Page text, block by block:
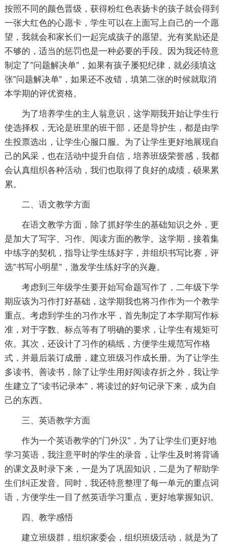
按照不同的颜色晋级，获得粉红色表扬卡的孩子就会得到
一张大红色的心愿卡，学生可以在上面写上自己的一个愿
望，我就会和家长们一起完成孩子的愿望。光有奖励还是
不够的，适当的惩罚也是一种必要的手段。因为我还特意
制定了”问题解决单”，如果有孩子屡犯纪律，就必须填这
张”问题解决单”，如果还不改错，填第二张的时候就取消
本学期的评优资格。
为了培养学生的主人翁意识，这学期我开始让学生行
使选择权，无论是班里的班干部，还是导护生，都是由学
生投票选出，让学生心服口服。为了让学生更好地展现自
己的风采，也在活动中提升自信，培养班级荣誉感，我都
会认真组织各种活动，我们也取得了良好的成绩，硕果累
累。
二、语文教学方面
在语文教学方面，除了抓好学生的基础知识之外，更
是加大了写字、习作、阅读方面的教学。这学期，接着集
中练字的契机，指导让学生练好字，并组织书写比赛，评
选”书写小明星”，激发学生练好字的兴趣。
考虑到三年级学生要开始写命题写作了，二年级下学
期应该为习作打好基础，这学期我也将习作作为一个教学
重点。考虑到学生的习作水平，首先制定了本学期写作标
准，对于字数、标点等有了明确的要求，让学生有规矩可
依。其次，还设计了习作的稿纸，方便学生规范写作格
式，并最后装订成册，建立班级习作成长册。为了让学生
多读书、善读书，除了让学生用好阅读存折之外，我让学
生建立了”读书记录本”，将读过的好句记录下来，成为自
己的东西。
三、英语教学方面
作为一个英语教学的”门外汉”，为了让学生们更好地
学习英语，我注意平时的学生的录音，让学生及时将背诵
的课文及时录下来，一是为了巩固知识，二是为了帮助学
生们纠正发音。同时，我还特意整理了每一单元的重点词
语，方便学生一目了然英语学习重点，更好地掌握知识。
四、教学感悟
建立班级群，组织家委会，组织班级活动，就是为了